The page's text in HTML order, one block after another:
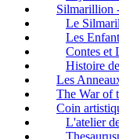
Silmarillion
Le
Les
Contes et
Histoire
Les
The War of
Coin
L'atelier